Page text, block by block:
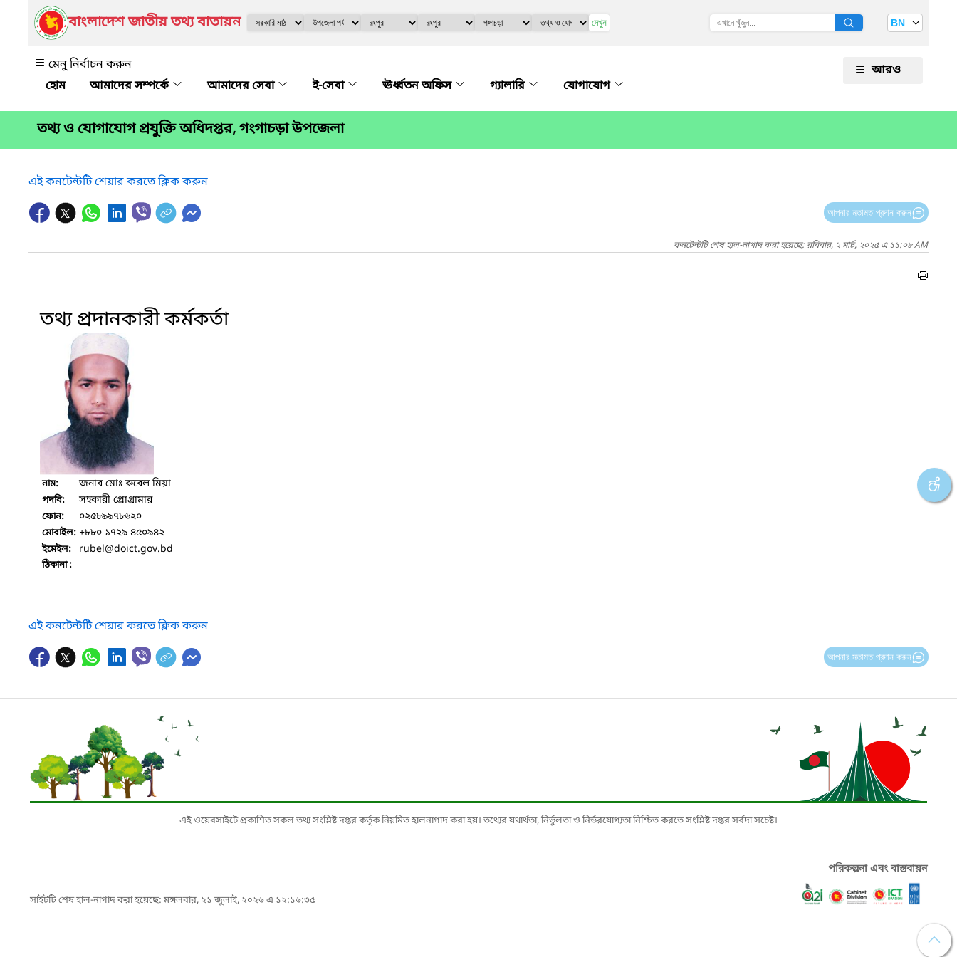
বাংলাদেশ জাতীয় তথ্য বাতায়ন দেখুন BN
মেনু নির্বাচন করুন
আমাদের সম্পর্কে
আমাদের সেবা ই-সেবা ঊর্ধ্বতন অফিস গ্যালারি যোগাযোগ
আরও
তথ্য ও যোগাযোগ প্রযুক্তি অধিদপ্তর, গংগাচড়া উপজেলা
এই কনটেন্টটি শেয়ার করতে ক্লিক করুন
আপনার মতামত প্রদান করুন
কনটেন্টটি শেষ হাল-নাগাদ করা হয়েছে: রবিবার, ২ মার্চ, ২০২৫ এ ১১:০৮ AM
তথ্য প্রদানকারী কর্মকর্তা
নাম: জনাব মোঃ রুবেল মিয়া
পদবি: সহকারী প্রোগ্রামার
ফোন: ০২৫৮৯৯৭৮৬২০
মোবাইল: +৮৮০ ১৭২৯ ৪৫০৯৪২
ইমেইল: rubel@doict.gov.bd
ঠিকানা :
এই কনটেন্টটি শেয়ার করতে ক্লিক করুন
আপনার মতামত প্রদান করুন
এই ওয়েবসাইটে প্রকাশিত সকল তথ্য সংশ্লিষ্ট দপ্তর কর্তৃক নিয়মিত হালনাগাদ করা হয়। তথ্যের যথার্থতা, নির্ভুলতা ও নির্ভরযোগ্যতা নিশ্চিত করতে সংশ্লিষ্ট দপ্তর সর্বদা সচেষ্ট।
সাইটটি শেষ হাল-নাগাদ করা হয়েছে: মঙ্গলবার, ২১ জুলাই, ২০২৬ এ ১২:১৬:৩৫
পরিকল্পনা এবং বাস্তবায়ন